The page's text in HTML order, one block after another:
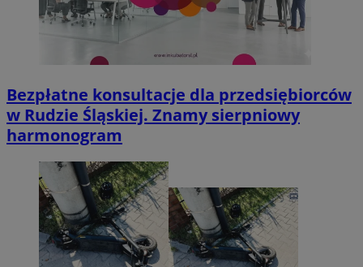
Bezpłatne konsultacje dla przedsiębiorców
w Rudzie Śląskiej. Znamy sierpniowy
harmonogram